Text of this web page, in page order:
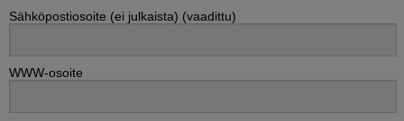
Sähköpostiosoite (ei julkaista) (vaadittu)
WWW-osoite